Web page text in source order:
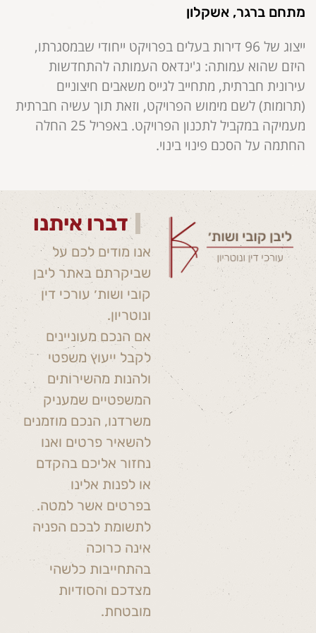
מתחם ברגר, אשקלון
ייצוג של 96 דירות בעלים בפרויקט ייחודי שבמסגרתו,
היזם שהוא עמותה: ג'ינדאס העמותה להתחדשות
עירונית חברתית, מתחייב לגייס משאבים חיצוניים
(תרומות) לשם מימוש הפרויקט, וזאת תוך עשיה חברתית
מעמיקה במקביל לתכנון הפרויקט. באפריל 25 החלה
החתמה על הסכם פינוי בינוי.
דברו איתנו
אנו מודים לכם על
שביקרתם באתר ליבן
קובי ושות׳ עורכי דין
ונוטריון.
אם הנכם מעוניינים
לקבל ייעוץ משפטי
ולהנות מהשירותים
המשפטיים שמעניק
משרדנו, הנכם מוזמנים
להשאיר פרטים ואנו
נחזור אליכם בהקדם
או לפנות אלינו
בפרטים אשר למטה.
לתשומת לבכם הפניה
אינה כרוכה
בהתחייבות כלשהי
מצדכם והסודיות
מובטחת.